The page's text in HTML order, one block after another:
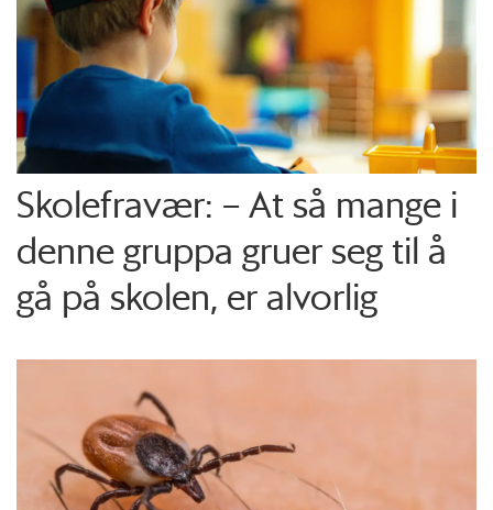
Skolefravær: – At så mange i
denne gruppa gruer seg til å
gå på skolen, er alvorlig